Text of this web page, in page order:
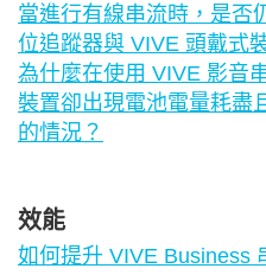
當進行有線串流時，是否
位追蹤器與 VIVE 頭戴式
為什麼在使用 VIVE 影音
裝置卻出現電池電量耗盡
的情況？
效能
如何提升 VIVE Business